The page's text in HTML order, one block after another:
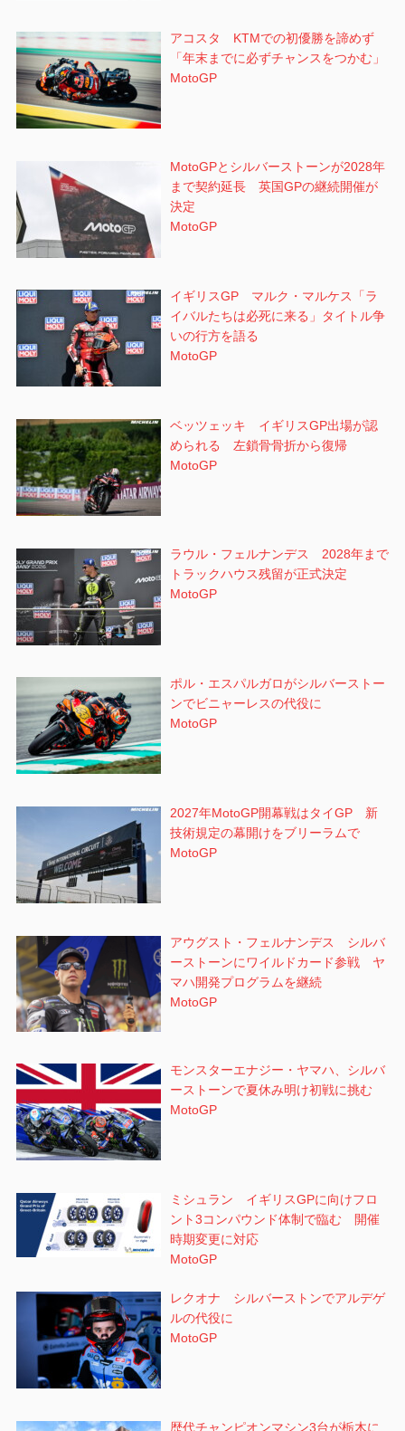
アコスタ KTMでの初優勝を諦めず
「年末までに必ずチャンスをつかむ」
MotoGP
MotoGPとシルバーストーンが2028年
まで契約延長 英国GPの継続開催が
決定
MotoGP
イギリスGP マルク・マルケス「ラ
イバルたちは必死に来る」タイトル争
いの行方を語る
MotoGP
ベッツェッキ イギリスGP出場が認
められる 左鎖骨骨折から復帰
MotoGP
ラウル・フェルナンデス 2028年まで
トラックハウス残留が正式決定
MotoGP
ポル・エスパルガロがシルバーストー
ンでビニャーレスの代役に
MotoGP
2027年MotoGP開幕戦はタイGP 新
技術規定の幕開けをブリーラムで
MotoGP
アウグスト・フェルナンデス シルバ
ーストーンにワイルドカード参戦 ヤ
マハ開発プログラムを継続
MotoGP
モンスターエナジー・ヤマハ、シルバ
ーストーンで夏休み明け初戦に挑む
MotoGP
ミシュラン イギリスGPに向けフロ
ント3コンパウンド体制で臨む 開催
時期変更に対応
MotoGP
レクオナ シルバーストンでアルデゲ
ルの代役に
MotoGP
歴代チャンピオンマシン3台が栃木に